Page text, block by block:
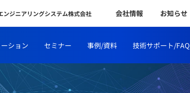
ンジニアリングシステム株式会社 会社情報 お知らせ
ション セミナー 事例/資料 技術サポート/FAQ